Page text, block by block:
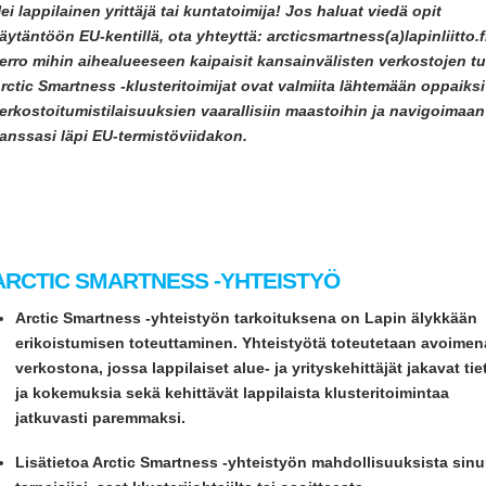
lappilainen yrittäjä tai kuntatoimija! Jos haluat viedä opit
EU-kentillä, ota yhteyttä:
mihin aihealueeseen kaipaisit kansainvälisten verkostojen
Smartness -klusteritoimijat ovat valmiita lähtemään oppaiksi
vaarallisiin maastoihin ja navigoimaan
läpi EU-termistöviidakon.
SMARTNESS -YHTEISTYÖ
Arctic Smartness -yhteistyön tarkoituksena on Lapin älykkään
erikoistumisen toteuttaminen. Yhteistyötä toteutetaan
verkostona, jossa lappilaiset alue- ja yrityskehittäjät jakavat
ja kokemuksia sekä kehittävät lappilaista klusteritoimintaa
jatkuvasti paremmaksi.
Lisätietoa Arctic Smartness -yhteistyön mahdollisuuksista